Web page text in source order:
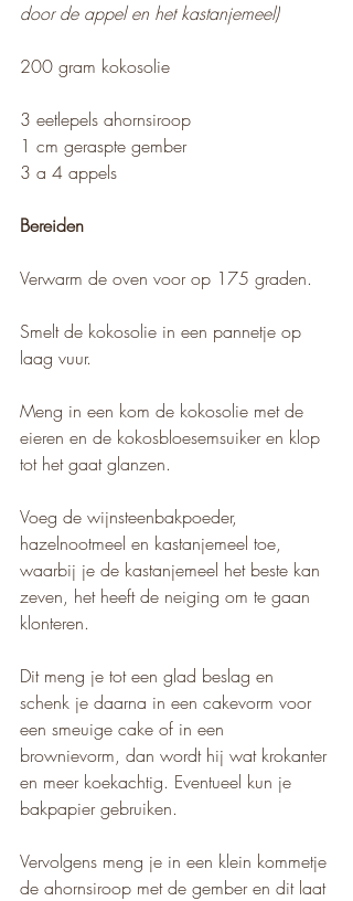
door de appel en het kastanjemeel)
200 gram kokosolie
3 eetlepels ahornsiroop
1 cm geraspte gember
3 a 4 appels
Bereiden
Verwarm de oven voor op 175 graden.
Smelt de kokosolie in een pannetje op
laag vuur.
Meng in een kom de kokosolie met de
eieren en de kokosbloesemsuiker en klop
tot het gaat glanzen.
Voeg de wijnsteenbakpoeder,
hazelnootmeel en kastanjemeel toe,
waarbij je de kastanjemeel het beste kan
zeven, het heeft de neiging om te gaan
klonteren.
Dit meng je tot een glad beslag en
schenk je daarna in een cakevorm voor
een smeuige cake of in een
brownievorm, dan wordt hij wat krokanter
en meer koekachtig. Eventueel kun je
bakpapier gebruiken.
Vervolgens meng je in een klein kommetje
de ahornsiroop met de gember en dit laat